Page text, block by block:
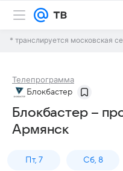
* транслируется московская
Телепрограмма
Блокбастер
Блокбастер –
Армянск
Пт, 7 Сб, 8